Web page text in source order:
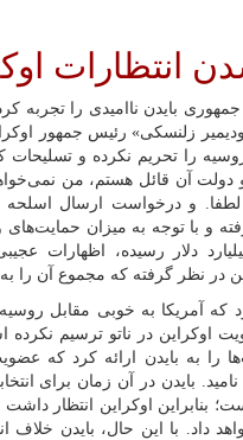
انتظارات
بایدن ناامیدی را تجربه
زلنسکی» رئیس جمهور
روسیه را تحریم نکرده و
دولت آن قائل هستم، من
و درخواست ارسال اسلحه
و با توجه به میزان
جنگ تا کنون به ۶۶ میلیارد دلار
که مجموع آن را به حدود ۱۸۳ میلیارد دلار
که آمریکا به خوبی مقابل
اوکراین در ناتو ترسیم
به بایدن ارائه کرد که
بایدن در آن زمان برای
بنابراین اوکراین انتظار
داد. با این حال، بایدن خلاف